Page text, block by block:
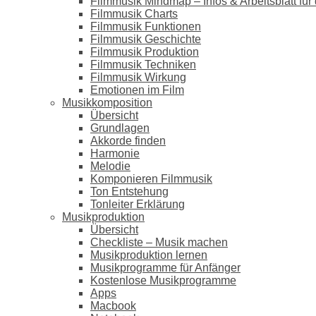
Filmmusik Charts
Filmmusik Funktionen
Filmmusik Geschichte
Filmmusik Produktion
Filmmusik Techniken
Filmmusik Wirkung
Emotionen im Film
Musikkomposition
Übersicht
Grundlagen
Akkorde finden
Harmonie
Melodie
Komponieren Filmmusik
Ton Entstehung
Tonleiter Erklärung
Musikproduktion
Übersicht
Checkliste – Musik machen
Musikproduktion lernen
Musikprogramme für Anfänger
Kostenlose Musikprogramme
Apps
Macbook